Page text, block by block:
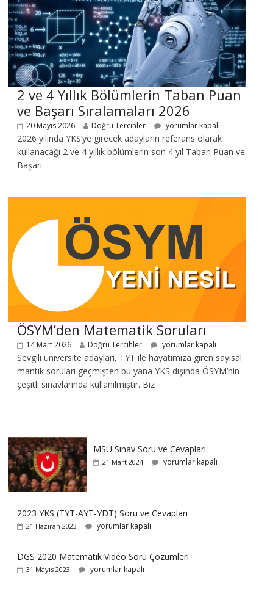
2 ve 4 Yıllık Bölümlerin Taban Puan
ve Başarı Sıralamaları 2026
20 Mayıs 2026 Doğru Tercihler yorumlar kapalı
2026 yılında YKS’ye girecek adayların referans olarak
kullanacağı 2 ve 4 yıllık bölümlerin son 4 yıl Taban Puan ve
Başarı
ÖSYM’den Matematik Soruları
14 Mart 2026 Doğru Tercihler yorumlar kapalı
Sevgili üniversite adayları, TYT ile hayatımıza giren sayısal
mantık soruları geçmişten bu yana YKS dışında ÖSYM’nin
çeşitli sınavlarında kullanılmıştır. Biz
MSÜ Sınav Soru ve Cevapları
21 Mart 2024 yorumlar kapalı
2023 YKS (TYT-AYT-YDT) Soru ve Cevapları
21 Haziran 2023 yorumlar kapalı
DGS 2020 Matematik Video Soru Çözümleri
31 Mayıs 2023 yorumlar kapalı